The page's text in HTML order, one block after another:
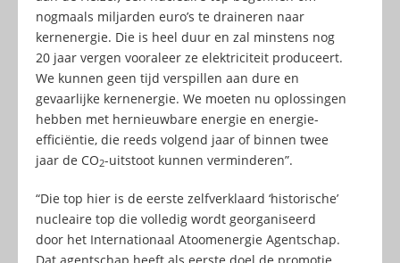
nogmaals miljarden euro’s te draineren naar
kernenergie. Die is heel duur en zal minstens nog
20 jaar vergen vooraleer ze elektriciteit produceert.
We kunnen geen tijd verspillen aan dure en
gevaarlijke kernenergie. We moeten nu oplossingen
hebben met hernieuwbare energie en energie-
efficiëntie, die reeds volgend jaar of binnen twee
jaar de CO2-uitstoot kunnen verminderen”.
“Die top hier is de eerste zelfverklaard ‘historische’
nucleaire top die volledig wordt georganiseerd
door het Internationaal Atoomenergie Agentschap.
Dat agentschap heeft als eerste doel de promotie